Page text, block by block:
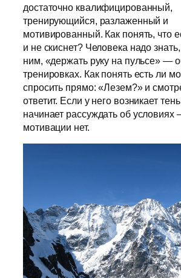
достаточно квалифицированный,
тренирующийся, разлаженный и
мотивированный. Как понять, что
и не скиснет? Человека надо
ним, «держать руку на пульсе» —
тренировках. Как понять есть ли
спросить прямо: «Лезем?» и
ответит. Если у него возникает
начинает рассуждать об условиях
мотивации нет.